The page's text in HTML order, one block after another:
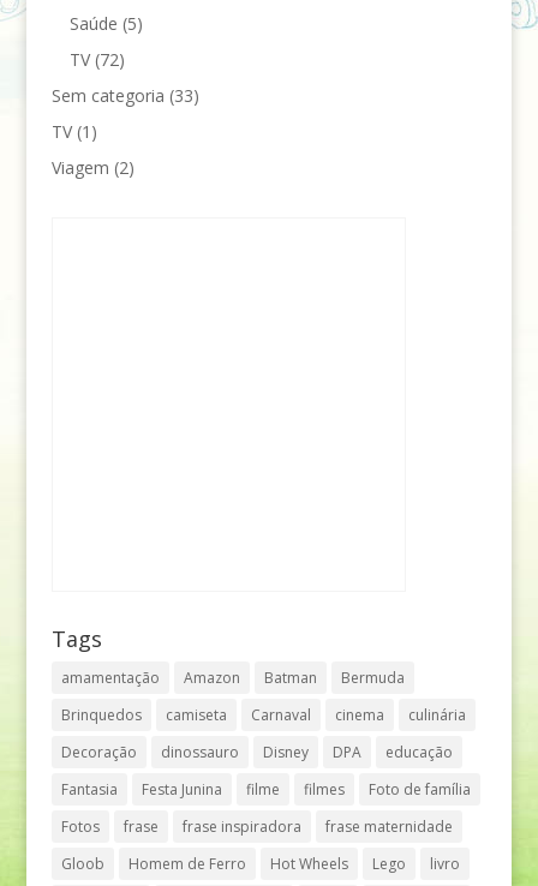
Saúde (5)
TV(72)
Sem categoria (33)
TV(1)
Viagem (2)
Tags
amamentação Amazon Batman
Bermuda
Brinquedos
camiseta Carnaval cinema
culinária
Decoração
dinossauro Disney DPA
educação
Fantasia
Festa Junina filme filmes
Foto de família
Fotos
frase frase inspiradora
frase maternidade
Gloob
Homem de Ferro Hot Wheels Lego livro